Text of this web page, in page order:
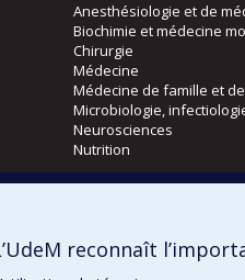
Anesthésiologie et de
Biochimie et médecine
Chirurgie
Médecine
Médecine de famille et
Microbiologie,
Neurosciences
Nutrition
Orthophonie et
reconnaît